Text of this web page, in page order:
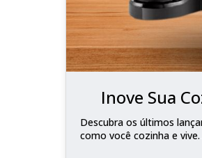
Inove Sua
Descubra os últimos
como você cozinha e